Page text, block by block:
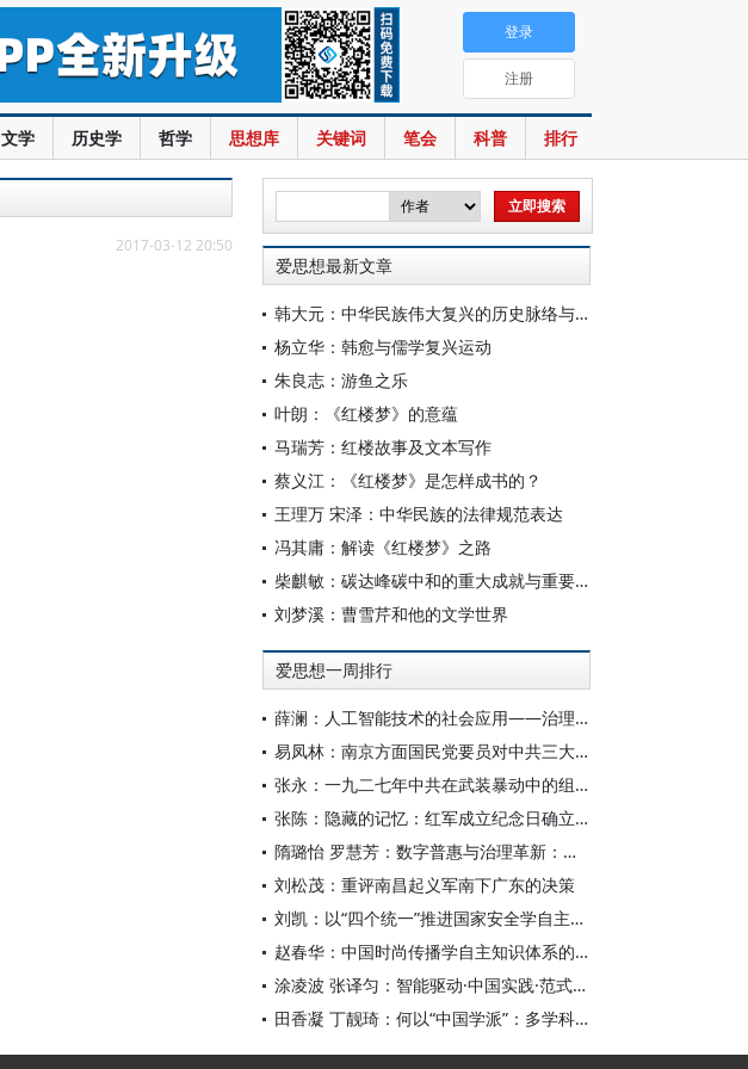
文学 历史学 哲学 思想库 关键词 笔会 科普 排行
登录
注册
2017-03-12 20:50
爱思想最新文章
韩大元：中华民族伟大复兴的历史脉络与宪法内涵
杨立华：韩愈与儒学复兴运动
朱良志：游鱼之乐
叶朗：《红楼梦》的意蕴
马瑞芳：红楼故事及文本写作
蔡义江：《红楼梦》是怎样成书的？
王理万 宋泽：中华民族的法律规范表达
冯其庸：解读《红楼梦》之路
柴麒敏：碳达峰碳中和的重大成就与重要任务
刘梦溪：曹雪芹和他的文学世界
爱思想一周排行
薛澜：人工智能技术的社会应用——治理挑战
易凤林：南京方面国民党要员对中共三大起义的反应
张永：一九二七年中共在武装暴动中的组织转型
张陈：隐藏的记忆：红军成立纪念日确立前中共对南昌起义的纪念
隋璐怡 罗慧芳：数字普惠与治理革新：中国人工智能赋能全球南方发展
刘松茂：重评南昌起义军南下广东的决策
刘凯：以“四个统一”推进国家安全学自主知识体系构建
赵春华：中国时尚传播学自主知识体系的内在逻辑与实践路径
涂凌波 张译匀：智能驱动·中国实践·范式创新：“构建中国新闻传播学自主知识体系”专题研讨会综述
田香凝 丁靓琦：何以“中国学派”：多学科视野下中国特色新闻传播学建设的研究